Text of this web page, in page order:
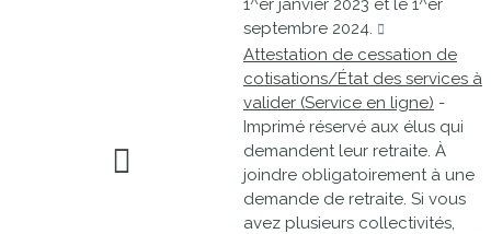
1^er janvier 2023 et le 1^er
septembre 2024.
Attestation de cessation de
cotisations/État des services à
valider (Service en ligne) -
Imprimé réservé aux élus qui
demandent leur retraite. À
joindre obligatoirement à une
demande de retraite. Si vous
avez plusieurs collectivités,